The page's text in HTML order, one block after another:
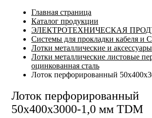
Главная страница
Каталог продукции
ЭЛЕКТРОТЕХНИЧЕСКАЯ
Системы для прокладки кабеля и
Лотки металлические и аксессуары
Лотки металлические листовые
оцинкованная сталь
Лоток перфорированный
Лоток перфорированный
50х400х3000-1,0 мм TDM